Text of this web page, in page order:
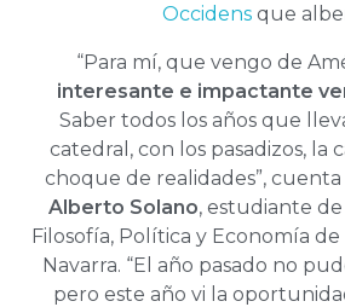
Occidens que
“Para mí, que vengo de
interesante e impactante
Saber todos los años que
catedral, con los pasadizos, la
choque de realidades”,
Alberto Solano, estudiante
Filosofía, Política y Economía
Navarra. “El año pasado no
pero este año vi la